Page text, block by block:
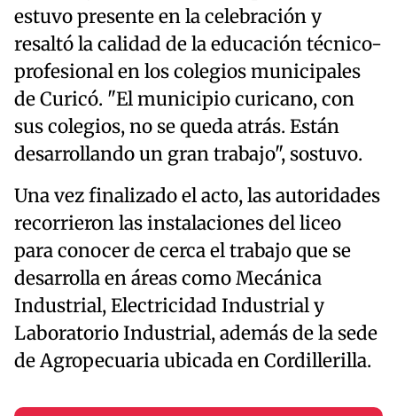
estuvo presente en la celebración y
resaltó la calidad de la educación técnico-
profesional en los colegios municipales
de Curicó. "El municipio curicano, con
sus colegios, no se queda atrás. Están
desarrollando un gran trabajo", sostuvo.
Una vez finalizado el acto, las autoridades
recorrieron las instalaciones del liceo
para conocer de cerca el trabajo que se
desarrolla en áreas como Mecánica
Industrial, Electricidad Industrial y
Laboratorio Industrial, además de la sede
de Agropecuaria ubicada en Cordillerilla.